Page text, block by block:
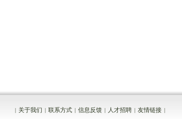
| 关于我们 | 联系方式 | 信息反馈 | 人才招聘 | 友情链接 |